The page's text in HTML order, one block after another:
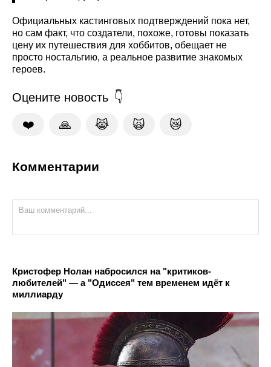
Официальных кастинговых подтверждений пока нет,
но сам факт, что создатели, похоже, готовы показать
цену их путешествия для хоббитов, обещает не
просто ностальгию, а реальное развитие знакомых
героев.
Оцените новость
❤️ 🙏 😹 🙀 😿
Комментарии
Кристофер Нолан набросился на "критиков-
любителей" — а "Одиссея" тем временем идёт к
миллиарду